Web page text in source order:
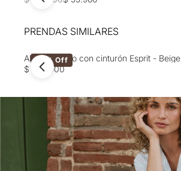
PRENDAS SIMILARES
40% Off
Abrigo ceñido con cinturón Esprit - Beige
$ 499.900